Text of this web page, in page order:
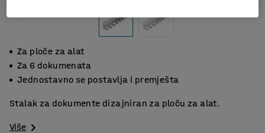
Za ploče za alat
Za 6 dokumenata
Jednostavno se postavlja i premješta
Stalak za dokumente dizajniran za ploču za alat.
Više